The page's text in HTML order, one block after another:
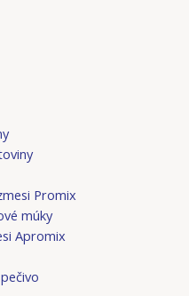
Promix
múky
Apromix